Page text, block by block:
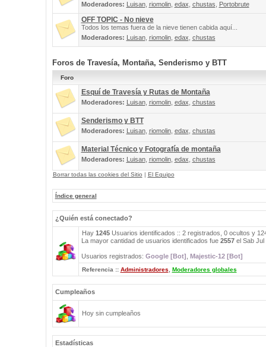
Moderadores: Luisan, riomolin, edax chustas Portobrute
OFF TOPIC - No nieve
Todos los temas fuera de la nieve tienen cabida aquí...
Moderadores: Luisan, riomolin, edax chustas
Foros de Travesía, Montaña, Senderismo y BTT
Foro
Esquí de Travesía y Rutas de Montaña
Moderadores: Luisan, riomolin, edax chustas
Senderismo y BTT
Moderadores: Luisan, riomolin, edax chustas
Material Técnico y Fotografía de montaña
Moderadores: Luisan, riomolin, edax chustas
Borrar todas las cookies del Sitio | El Equipo
Índice general
¿Quién está conectado?
Hay 1245Usuarios identificados :: 2 registrados, 0 ocultos y
La mayor cantidad de usuarios identificados fue 2557el Sab Jul
Usuarios registrados: Google [Bot] Majestic-12 [Bot]
Referencia :: Administradores Moderadores globales
Cumpleaños
Hoy sin cumpleaños
Estadísticas